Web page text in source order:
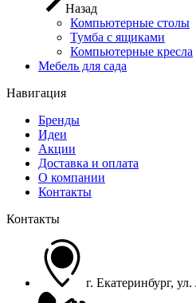
Назад
Компьютерные столы
Тумба с ящиками
Компьютерные кресла
Мебель для сада
Навигация
Бренды
Идеи
Акции
Доставка и оплата
О компании
Контакты
Контакты
г. Екатеринбург,